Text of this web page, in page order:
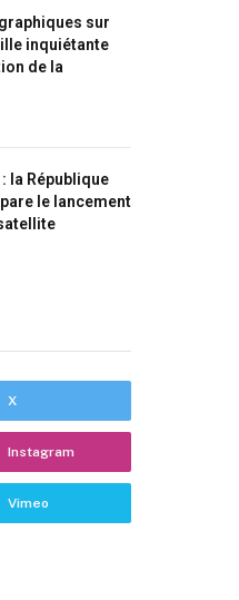
sur
inquiétante
de la
: la République
le lancement
X
Instagram
Vimeo